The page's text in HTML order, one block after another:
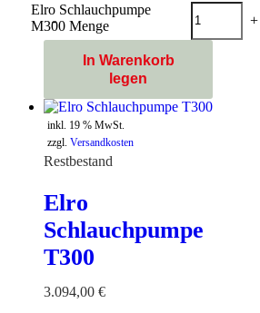
-
Elro Schlauchpumpe
M300 Menge
+
In Warenkorb
legen
inkl. 19 % MwSt.
zzgl. Versandkosten
Restbestand
Elro
Schlauchpumpe
T300
3.094,00 €